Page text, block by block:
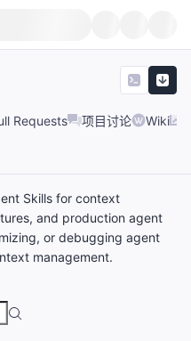
Requests 项目讨论 Wiki
Skills for context
and production agent
or debugging agent
management.